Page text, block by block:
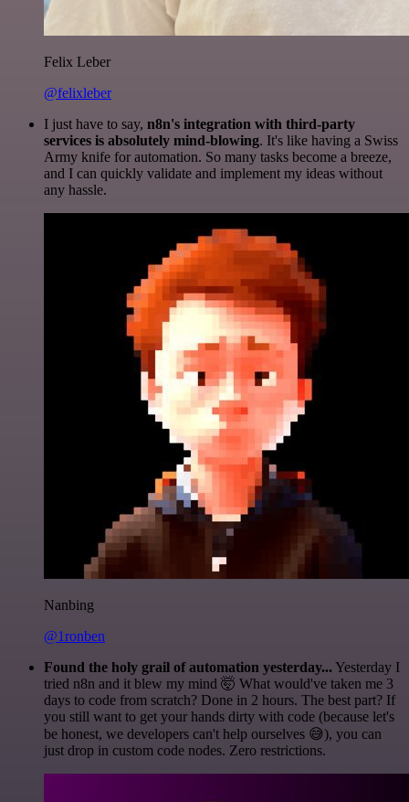
Felix Leber
@felixleber
I just have to say, n8n's integration with third-party
services is absolutely mind-blowing. It's like having a Swiss
Army knife for automation. So many tasks become a breeze,
and I can quickly validate and implement my ideas without
any hassle.
Nanbing
@1ronben
Found the holy grail of automation yesterday... Yesterday I
tried n8n and it blew my mind 🤯 What would've taken me 3
days to code from scratch? Done in 2 hours. The best part? If
you still want to get your hands dirty with code (because let's
be honest, we developers can't help ourselves 😅), you can
just drop in custom code nodes. Zero restrictions.